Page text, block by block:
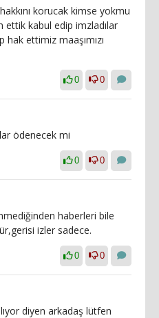
korucak kimse yokmu
ettik kabul edip imzladılar
hak ettimiz maaşımızı
0 0
ödenecek mi
0 0
haberleri bile
izler sadece.
0 0
diyen arkadaş lütfen